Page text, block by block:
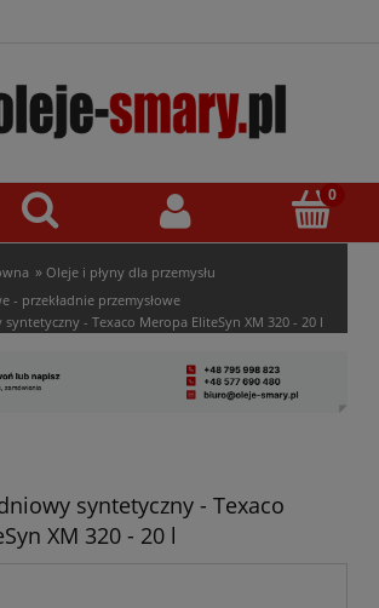
» Oleje i płyny dla przemysłu
- przekładnie przemysłowe
- Texaco Meropa EliteSyn XM 320 - 20 l
syntetyczny - Texaco
XM 320 - 20 l